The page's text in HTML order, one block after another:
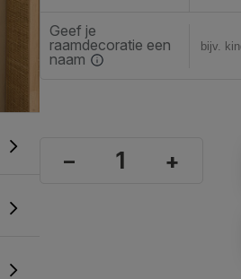
Geef je
raamdecoratie een
naam
– +